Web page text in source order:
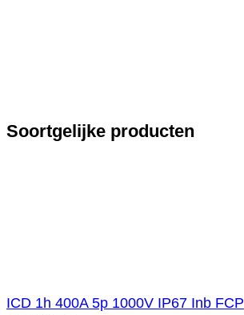
Soortgelijke producten
ICD 1h 400A 5p 1000V IP67 Inb FCP